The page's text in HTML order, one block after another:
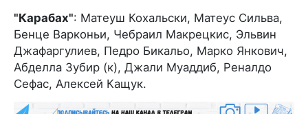
"Карабах": Матеуш Кохальски, Матеус Сильва,
Бенце Варконьи, Чебраил Макрецкис, Эльвин
Джафаргулиев, Педро Бикальо, Марко Янкович,
Абделла Зубир (к), Джали Муаддиб, Реналдо
Сефас, Алексей Кащук.